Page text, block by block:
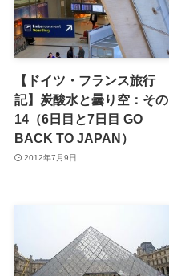
【ドイツ・フランス旅行
記】炭酸水と曇り空：その
14（6日目と7日目 GO
BACK TO JAPAN）
2012年7月9日